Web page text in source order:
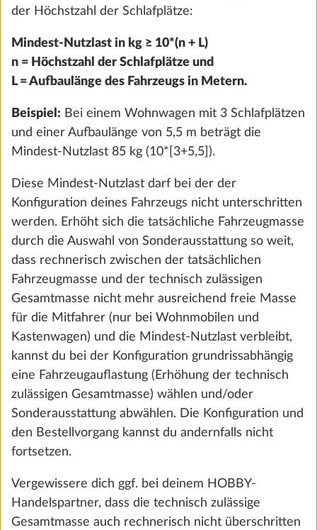
Fernanzeige für Gasdruckregler TRUMA
Funkalarmsystem mit Gaswarner für
Narkosegase, Propan und Butan
1,0 kg
568 €
Hinzufügen
der Höchstzahl der Schlafplätze:
Mindest-Nutzlast in kg ≥ 10*(n + L)
n = Höchstzahl der Schlafplätze und
L = Aufbaulänge des Fahrzeugs in Metern.
Beispiel: Bei einem Wohnwagen mit 3 Schlafplätzen
und einer Aufbaulänge von 5,5 m beträgt die
Mindest-Nutzlast 85 kg (10*[3+5,5]).
Diese Mindest-Nutzlast darf bei der der
Konfiguration deines Fahrzeugs nicht unterschritten
werden. Erhöht sich die tatsächliche Fahrzeugmasse
durch die Auswahl von Sonderausstattung so weit,
dass rechnerisch zwischen der tatsächlichen
Fahrzeugmasse und der technisch zulässigen
Gesamtmasse nicht mehr ausreichend freie Masse
für die Mitfahrer (nur bei Wohnmobilen und
Kastenwagen) und die Mindest-Nutzlast verbleibt,
kannst du bei der Konfiguration grundrissabhängig
eine Fahrzeugauflastung (Erhöhung der technisch
zulässigen Gesamtmasse) wählen und/oder
Sonderausstattung abwählen. Die Konfiguration und
den Bestellvorgang kannst du andernfalls nicht
fortsetzen.
Vergewissere dich ggf. bei deinem HOBBY-
Handelspartner, dass die technisch zulässige
Gesamtmasse auch rechnerisch nicht überschritten